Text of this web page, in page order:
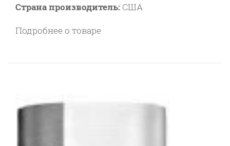
Страна производитель: США
Подробнее о товаре